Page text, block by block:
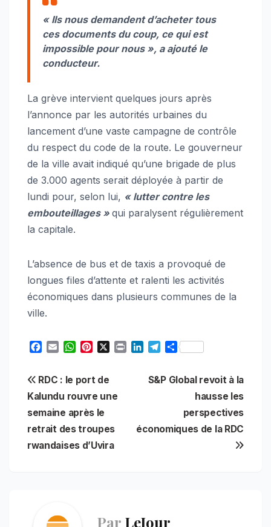
«Ils nous demandent d’acheter tous
ces documents du coup, ce qui est
impossible pour nous », a ajouté le
conducteur.
La grève intervient quelques jours après
l’annonce par les autorités urbaines du
lancement d’une vaste campagne de contrôle
du respect du code de la route. Le gouverneur
de la ville avait indiqué qu’une brigade de plus
de 3.000 agents serait déployée à partir de
lundi pour, selon lui, « lutter contre les
embouteillages » qui paralysent régulièrement
la capitale.
L’absence de bus et de taxis a provoqué de
longues files d’attente et ralenti les activités
économiques dans plusieurs communes de la
ville.
e
b
o
o
k
l
W
t
s
A
p
p
t
e
r
e
s
t
k
n
e
m
S
r
Navigation
de
l’article
S&P Global revoit à la
hausse les
perspectives
économiques de la RDC
RDC : le port de
Kalundu rouvre une
semaine après le
retrait des troupes
rwandaises d’Uvira
Par LeJour